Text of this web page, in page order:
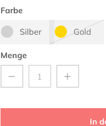
Farbe
Silber Gold
Menge
In